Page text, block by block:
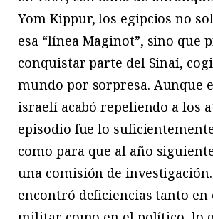
Yom Kippur, los egipcios no
esa “línea Maginot”, sino que
conquistar parte del Sinaí,
mundo por sorpresa. Aunque
israelí acabó repeliendo a los
episodio fue lo
como para que al año
una comisión de investigación.
encontró deficiencias tanto en